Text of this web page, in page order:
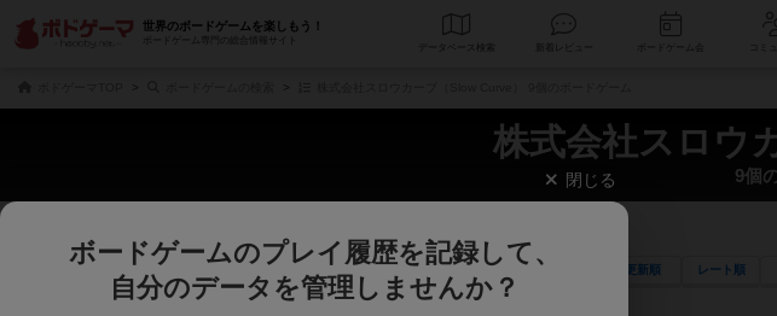
世界のボードゲームを楽しもう！
ボードゲーム専門の総合情報サイト
データベース
株式会社スロウ
9個
じっくり表示 更新順 レート順
閉じる
ボードゲームのプレイ履歴を記録して、
自分のデータを管理しませんか？